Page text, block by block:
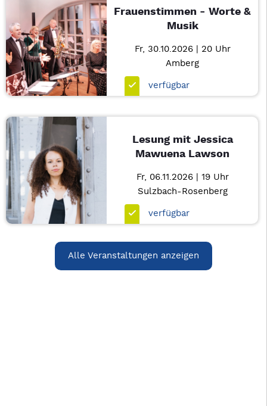
Frauenstimmen - Worte &
Musik
Fr, 30.10.2026 | 20 Uhr
Amberg
verfügbar
Lesung mit Jessica
Mawuena Lawson
Fr, 06.11.2026 | 19 Uhr
Sulzbach-Rosenberg
verfügbar
Alle Veranstaltungen anzeigen